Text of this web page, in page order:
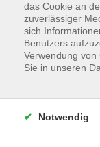
das Cookie an
zuverlässiger
sich
Benutzers
Verwendung
Sie in unseren
Notwendig